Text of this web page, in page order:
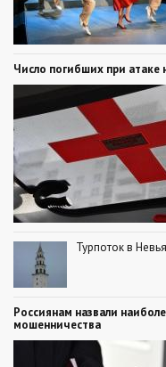
Число погибших при
Турпоток в
Россиянам назвали
мошенничества